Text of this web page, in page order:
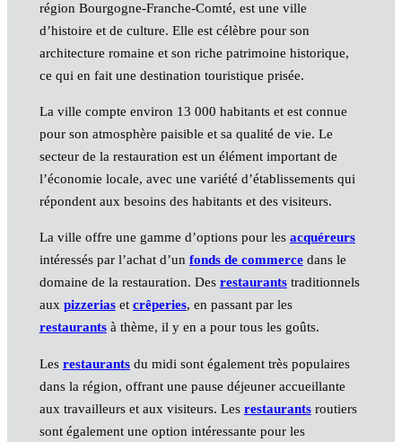
région Bourgogne-Franche-Comté, est une ville
d’histoire et de culture. Elle est célèbre pour son
architecture romaine et son riche patrimoine historique,
ce qui en fait une destination touristique prisée.
La ville compte environ 13 000 habitants et est connue
pour son atmosphère paisible et sa qualité de vie. Le
secteur de la restauration est un élément important de
l’économie locale, avec une variété d’établissements qui
répondent aux besoins des habitants et des visiteurs.
La ville offre une gamme d’options pour les acquéreurs
intéressés par l’achat d’un fonds de commercedans le
domaine de la restauration. Des restaurantstraditionnels
aux pizzeriaset crêperies, en passant par les
restaurantsà thème, il y en a pour tous les goûts.
Les restaurantsdu midi sont également très populaires
dans la région, offrant une pause déjeuner accueillante
aux travailleurs et aux visiteurs. Les restaurantsroutiers
sont également une option intéressante pour les